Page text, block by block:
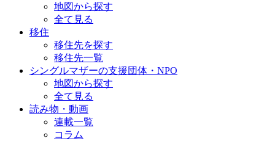
地図から探す
全て見る
移住
移住先を探す
移住先一覧
シングルマザーの支援団体・NPO
地図から探す
全て見る
読み物・動画
連載一覧
コラム